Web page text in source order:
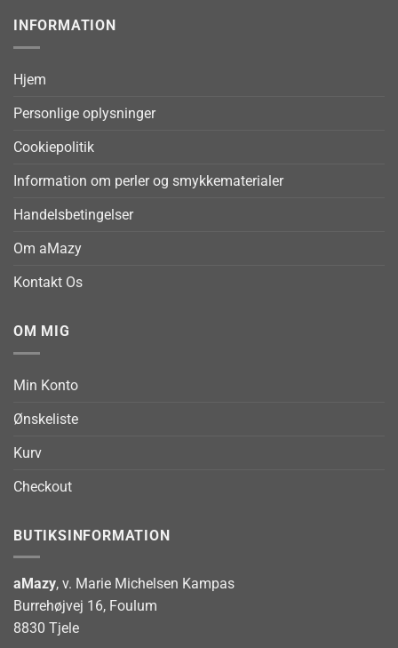
INFORMATION
Hjem
Personlige oplysninger
Cookiepolitik
Information om perler og smykkematerialer
Handelsbetingelser
Om aMazy
Kontakt Os
OM MIG
Min Konto
Ønskeliste
Kurv
Checkout
BUTIKSINFORMATION
aMazy, v. Marie Michelsen Kampas
Burrehøjvej 16, Foulum
8830 Tjele